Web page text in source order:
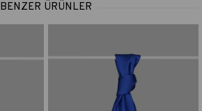
BENZER ÜRÜNLER